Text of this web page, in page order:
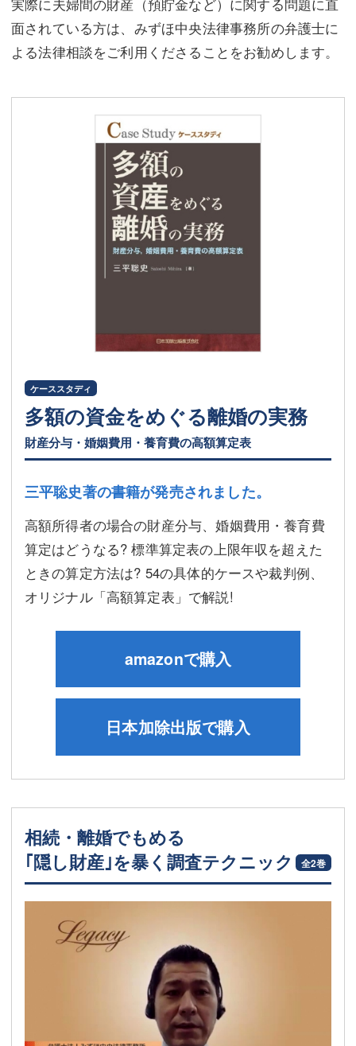
実際に夫婦間の財産（預貯金など）に関する問題に直
面されている方は、みずほ中央法律事務所の弁護士に
よる法律相談をご利用くださることをお勧めします。
多額の資金をめぐる離婚の実務
ケーススタディ
財産分与・婚姻費用・養育費の高額算定表
三平聡史著の書籍が発売されました。
高額所得者の場合の財産分与、婚姻費用・養育費
算定はどうなる? 標準算定表の上限年収を超えた
ときの算定方法は? 54の具体的ケースや裁判例、
オリジナル「高額算定表」で解説!
日本加除出版で購入
amazonで購入
相続・離婚でもめる
｢隠し財産｣を暴く調査テクニック
全2巻